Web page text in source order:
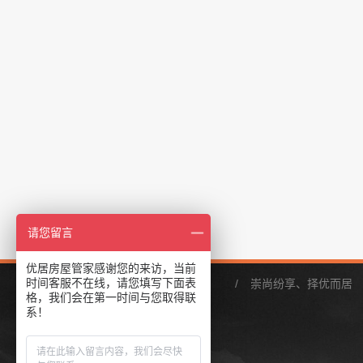
/ 崇尚纷享、择优而居
关于我们
请您留言
优居房屋管家感谢您的来访，当前
时间客服不在线，请您填写下面表
格，我们会在第一时间与您取得联
系！